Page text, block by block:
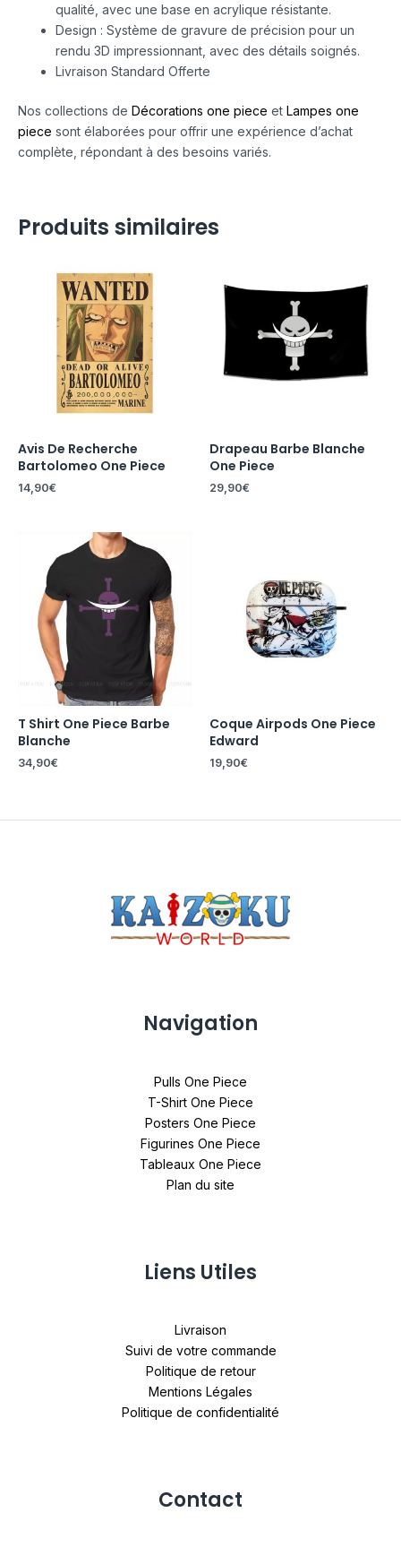
qualité, avec une base en acrylique résistante.
Design : Système de gravure de précision pour un
rendu 3D impressionnant, avec des détails soignés.
Livraison Standard Offerte
Nos collections de Décorations one piece et Lampes one
piece sont élaborées pour offrir une expérience d’achat
complète, répondant à des besoins variés.
Produits similaires
Avis De Recherche
Bartolomeo One Piece
14,90€
Drapeau Barbe Blanche
One Piece
29,90€
T Shirt One Piece Barbe
Blanche
34,90€
Coque Airpods One Piece
Edward
19,90€
Navigation
Pulls One Piece
T-Shirt One Piece
Posters One Piece
Figurines One Piece
Tableaux One Piece
Plan du site
Liens Utiles
Livraison
Suivi de votre commande
Politique de retour
Mentions Légales
Politique de confidentialité
Contact